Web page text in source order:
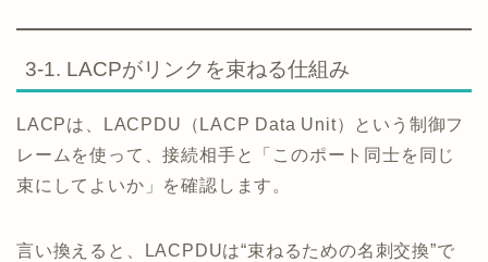
3-1. LACPがリンクを束ねる仕組み
LACPは、LACPDU（LACP Data Unit）という制御フ
レームを使って、接続相手と「このポート同士を同じ
束にしてよいか」を確認します。
言い換えると、LACPDUは“束ねるための名刺交換”で